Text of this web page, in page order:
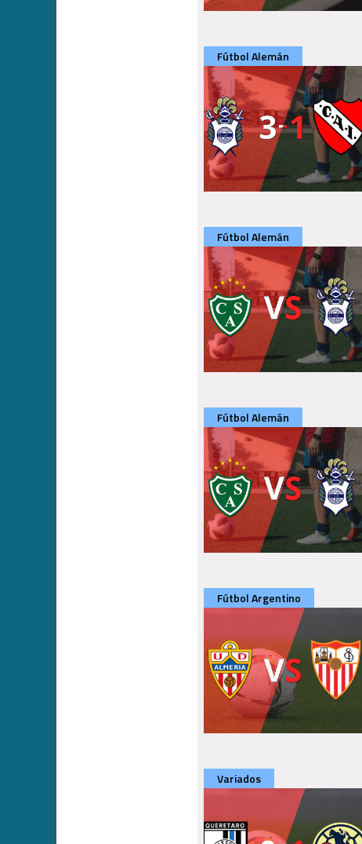
Fútbol Alemán
Fútbol Alemán
Fútbol Alemán
Fútbol Argentino
Variados